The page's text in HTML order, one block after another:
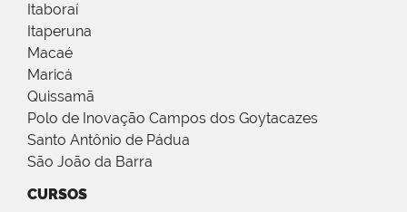
Itaboraí
Itaperuna
Macaé
Maricá
Quissamã
Polo de Inovação Campos dos Goytacazes
Santo Antônio de Pádua
São João da Barra
CURSOS